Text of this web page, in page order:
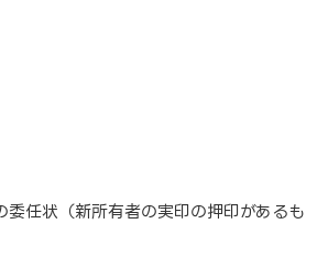
任状（新所有者の実印の押印があるも